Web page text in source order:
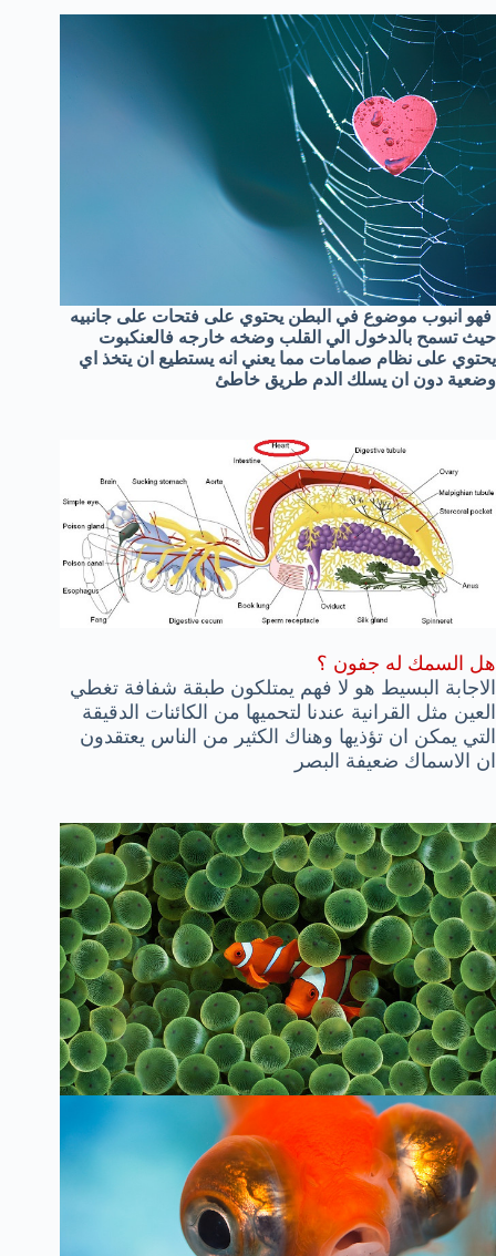
فهو انبوب موضوع في البطن يحتوي على فتحات على جانبيه
حيث تسمح بالدخول الي القلب وضخه خارجه فالعنكبوت
يحتوي على نظام صمامات مما يعني انه يستطيع ان يتخذ اي
وضعية دون ان يسلك الدم طريق خاطئ
هل السمك له جفون ؟
الاجابة البسيط هو لا فهم يمتلكون طبقة شفافة تغطي
العين مثل القرانية عندنا لتحميها من الكائنات الدقيقة
التي يمكن ان تؤذيها وهناك الكثير من الناس يعتقدون
ان الاسماك ضعيفة البصر